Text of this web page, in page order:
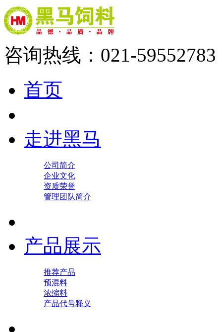
咨询热线：021-59552783
首页
走进黑马
公司简介
企业文化
资质荣誉
管理团队简介
产品展示
推荐产品
预混料
浓缩料
产品代号释义